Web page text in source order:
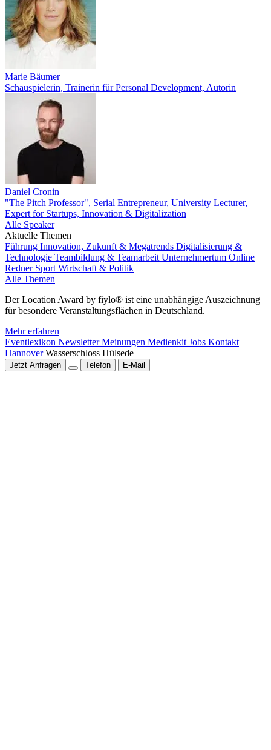
Marie Bäumer
Schauspielerin, Trainerin für Personal Development, Autorin
Daniel Cronin
"The Pitch Professor", Serial Entrepreneur, University Lecturer,
Expert for Startups, Innovation & Digitalization
Alle Speaker
Aktuelle Themen
Führung Innovation, Zukunft & Megatrends Digitalisierung &
Technologie Teambildung & Teamarbeit Unternehmertum Online
Redner Sport Wirtschaft & Politik
Alle Themen
Der Location Award by fiylo® ist eine unabhängige Auszeichnung
für besondere Veranstaltungsflächen in Deutschland.
Mehr erfahren
Eventlexikon NewsletterMeinungen Medienkit Jobs Kontakt
Hannover Wasserschloss Hülsede
Jetzt Anfragen Telefon E-Mail